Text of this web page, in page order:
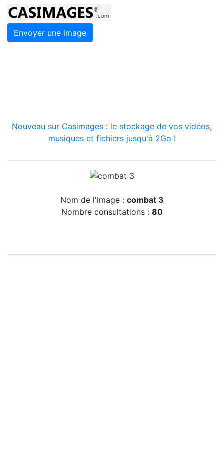
Envoyer une image
Nouveau sur Casimages : le stockage de vos vidéos,
musiques et fichiers jusqu'à 2Go !
Nom de l'image : combat 3
Nombre consultations : 80